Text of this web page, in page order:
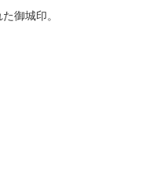
御城印。